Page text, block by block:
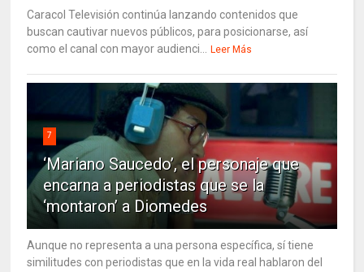
Caracol Televisión continúa lanzando contenidos que
buscan cautivar nuevos públicos, para posicionarse, así
como el canal con mayor audienci... Leer Más
7
‘Mariano Saucedo’, el personaje que
encarna a periodistas que se la
‘montaron’ a Diomedes
Aunque no representa a una persona específica, sí tiene
similitudes con periodistas que en la vida real hablaron del